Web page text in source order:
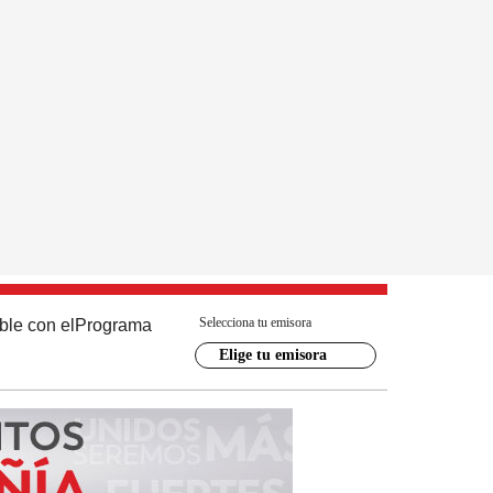
con el Programa Selecciona tu emisora
Elige tu emisora